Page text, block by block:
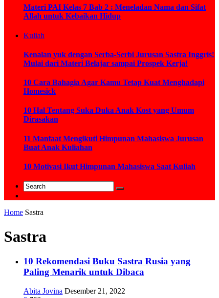
Materi PAI Kelas 7 Bab 2 : Meneladan Nama dan Sifat
Allah untuk Kebaikan Hidup
Kuliah
Kenalan yuk dengan Serba-Serbi Jurusan Sastra Inggris!
Mulai dari Materi Belajar sampai Prospek Kerja!
10 Cara Bahagia Agar Kamu Tetap Kuat Menghadapi
Homesick
10 Hal Tentang Suka Duka Anak Kost yang Umum
Dirasakan
11 Manfaat Mengikuti Himpunan Mahasiswa Jurusan
Buat Anak Kuliahan
10 Motivasi Ikut Himpunan Mahasiswa Saat Kuliah
Home Sastra
Sastra
10 Rekomendasi Buku Sastra Rusia yang
Paling Menarik untuk Dibaca
Abita Jovina Desember 21, 2022